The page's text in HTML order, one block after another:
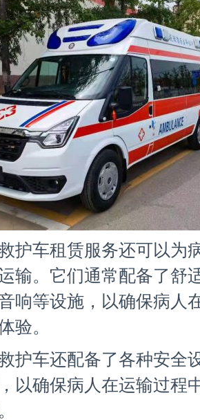
护车租赁服务还可以为
输。它们通常配备了舒
响等设施，以确保病人
验。
护车还配备了各种安全
以确保病人在运输过程